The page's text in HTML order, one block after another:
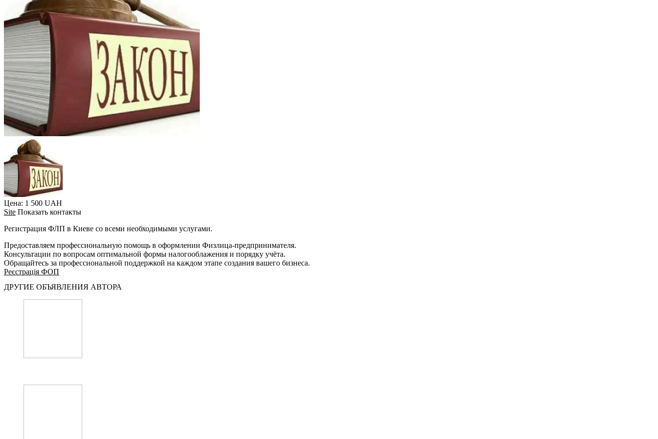
Цена: 1 500 UAH
Site Показать контакты
Регистрация ФЛП в Киеве со всеми необходимыми услугами.
Предоставляем профессиональную помощь в оформлении Физлица-предпринимателя.
Консультации по вопросам оптимальной формы налогооблажения и порядку учёта.
Обращайтесь за профессиональной поддержкой на каждом этапе создания вашего бизнеса.
Реєстрація ФОП
ДРУГИЕ ОБЪЯВЛЕНИЯ АВТОРА